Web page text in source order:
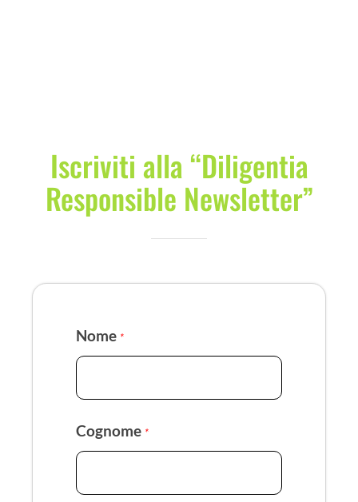
Iscriviti alla “Diligentia
Responsible Newsletter”
Nome *
Cognome *